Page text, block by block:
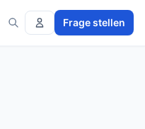
Frage stellen